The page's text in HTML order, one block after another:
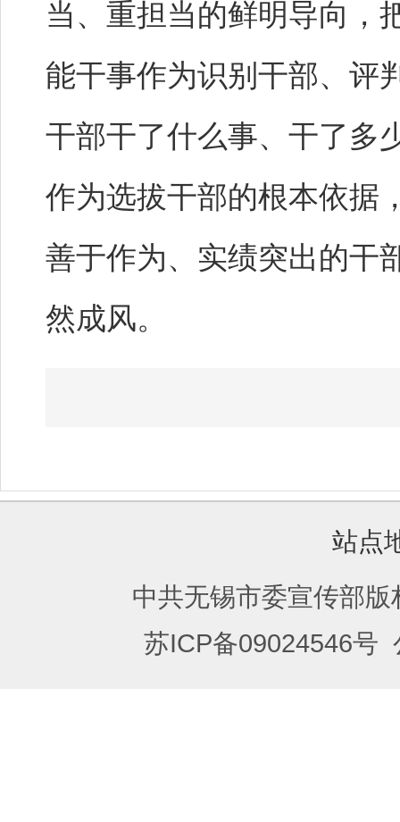
当、重担当的鲜明导向，
能干事作为识别干部、评
干部干了什么事、干了多
作为选拔干部的根本依据
善于作为、实绩突出的干
然成风。
站点
中共无锡市委宣传部
苏ICP备09024546号